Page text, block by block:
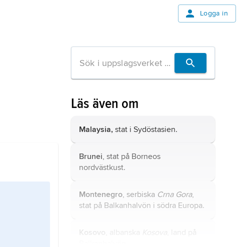
Logga in
Läs även om
Malaysia, stat i Sydöstasien.
Brunei, stat på Borneos
nordvästkust.
Montenegro, serbiska Crna Gora,
stat på Balkanhalvön i södra Europa.
Kosovo Kosova
, land på